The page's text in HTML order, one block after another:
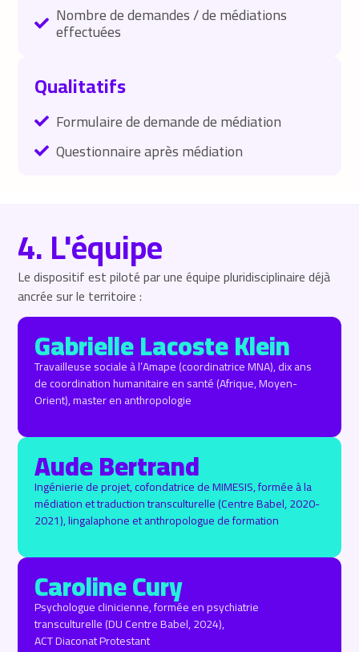
Nombre de demandes / de médiations
effectuées
Qualitatifs
Formulaire de demande de médiation
Questionnaire après médiation
4. L'équipe
Le dispositif est piloté par une équipe pluridisciplinaire déjà
ancrée sur le territoire :
Aude Bertrand
Ingénierie de projet, cofondatrice de MIMESIS, formée à la
médiation et traduction transculturelle (Centre Babel, 2020-
2021), lingalaphone et anthropologue de formation
Caroline Cury
Psychologue clinicienne, formée en psychiatrie
transculturelle (DU Centre Babel, 2024),
ACT Diaconat Protestant
Gabrielle Lacoste Klein
Travailleuse sociale à l’Amape (coordinatrice MNA), dix ans
de coordination humanitaire en santé (Afrique, Moyen-
Orient), master en anthropologie